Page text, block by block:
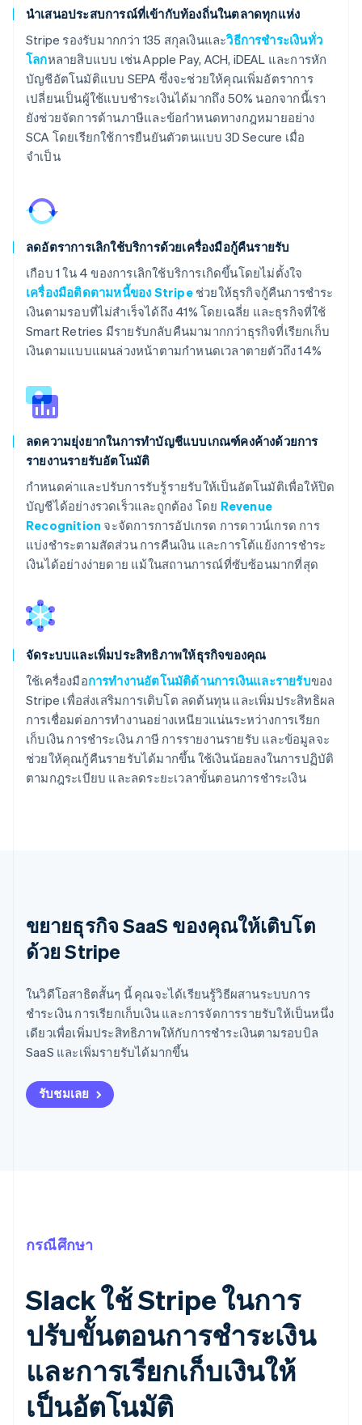
นำเสนอประสบการณ์ที่เข้ากับท้องถิ่นในตลาดทุกแห่ง
Stripe รองรับมากกว่า 135 สกุลเงินและวิธีการชำระเงินทั่ว
โลกหลายสิบแบบ เช่น Apple Pay, ACH, iDEAL และการหัก
บัญชีอัตโนมัติแบบ SEPA ซึ่งจะช่วยให้คุณเพิ่มอัตราการ
เปลี่ยนเป็นผู้ใช้แบบชำระเงินได้มากถึง 50% นอกจากนี้เรา
ยังช่วยจัดการด้านภาษีและข้อกำหนดทางกฎหมายอย่าง
SCA โดยเรียกใช้การยืนยันตัวตนแบบ 3D Secure เมื่อ
จำเป็น
ลดอัตราการเลิกใช้บริการด้วยเครื่องมือกู้คืนรายรับ
เกือบ 1 ใน 4 ของการเลิกใช้บริการเกิดขึ้นโดยไม่ตั้งใจ
เครื่องมือติดตามหนี้ของ Stripeช่วยให้ธุรกิจกู้คืนการชำระ
เงินตามรอบที่ไม่สำเร็จได้ถึง 41% โดยเฉลี่ย และธุรกิจที่ใช้
Smart Retries มีรายรับกลับคืนมามากกว่าธุรกิจที่เรียกเก็บ
เงินตามแบบแผนล่วงหน้าตามกำหนดเวลาตายตัวถึง 14%
ลดความยุ่งยากในการทำบัญชีแบบเกณฑ์คงค้างด้วยการ
รายงานรายรับอัตโนมัติ
กำหนดค่าและปรับการรับรู้รายรับให้เป็นอัตโนมัติเพื่อให้ปิด
บัญชีได้อย่างรวดเร็วและถูกต้อง โดย Revenue
Recognition จะจัดการการอัปเกรด การดาวน์เกรด การ
แบ่งชำระตามสัดส่วน การคืนเงิน และการโต้แย้งการชำระ
เงินได้อย่างง่ายดาย แม้ในสถานการณ์ที่ซับซ้อนมากที่สุด
จัดระบบและเพิ่มประสิทธิภาพให้ธุรกิจของคุณ
ใช้เครื่องมือการทำงานอัตโนมัติด้านการเงินและรายรับของ
Stripe เพื่อส่งเสริมการเติบโต ลดต้นทุน และเพิ่มประสิทธิผล
การเชื่อมต่อการทำงานอย่างเหนียวแน่นระหว่างการเรียก
เก็บเงิน การชำระเงิน ภาษี การรายงานรายรับ และข้อมูลจะ
ช่วยให้คุณกู้คืนรายรับได้มากขึ้น ใช้เงินน้อยลงในการปฏิบัติ
ตามกฎระเบียบ และลดระยะเวลาขั้นตอนการชำระเงิน
ขยายธุรกิจ SaaS ของคุณให้เติบโต
ด้วย Stripe
ในวิดีโอสาธิตสั้นๆ นี้ คุณจะได้เรียนรู้วิธีผสานระบบการ
ชำระเงิน การเรียกเก็บเงิน และการจัดการรายรับให้เป็นหนึ่ง
เดียวเพื่อเพิ่มประสิทธิภาพให้กับการชำระเงินตามรอบบิล
SaaS และเพิ่มรายรับได้มากขึ้น
รับชมเลย
กรณีศึกษา
Slack ใช้ Stripe ในการ
ปรับขั้นตอนการชำระเงิน
และการเรียกเก็บเงินให้
เป็นอัตโนมัติ